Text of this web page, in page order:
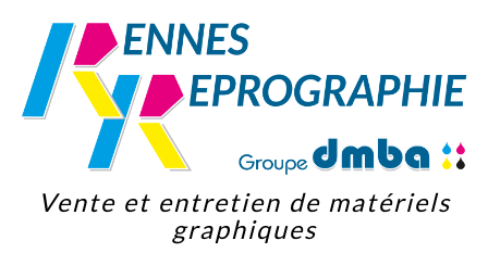
Vente et entretien de matériels
graphiques